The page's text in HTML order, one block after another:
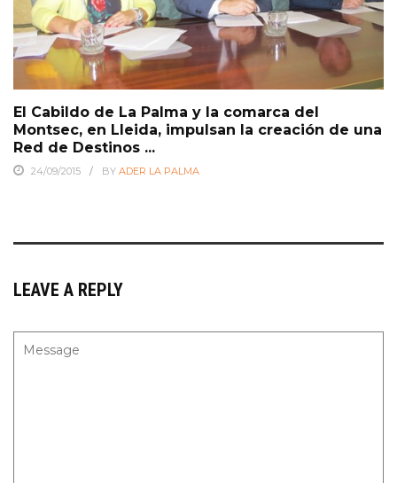
El Cabildo de La Palma y la comarca del
Montsec, en Lleida, impulsan la creación de una
Red de Destinos ...
24/09/2015 BY ADER LA PALMA
LEAVE A REPLY